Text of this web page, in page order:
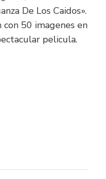
De Los Caidos».
con 50 imagenes en
pelicula.